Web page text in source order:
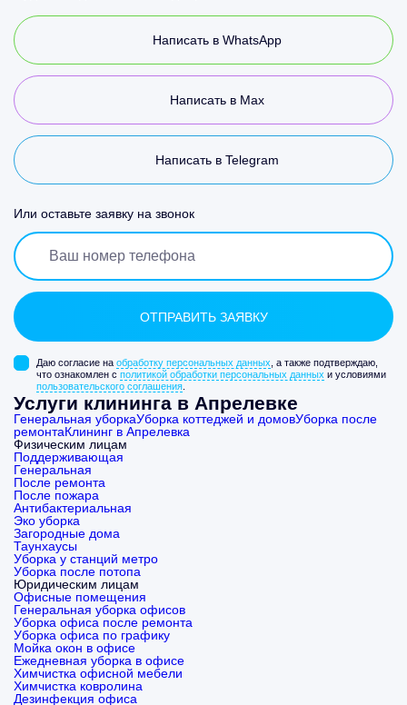
Написать в WhatsApp
Написать в Max
Написать в Telegram
Или оставьте заявку на звонок
Даю согласие на обработку персональных данных , а также подтверждаю,
что ознакомлен с политикой обработки персональных данных и условиями
пользовательского соглашения
Услуги клининга в Апрелевке
Генеральная уборкаУборка коттеджей и домовУборка после
ремонтаКлининг в Апрелевка
Физическим лицам
Поддерживающая
Генеральная
После ремонта
После пожара
Антибактериальная
Эко уборка
Загородные дома
Таунхаусы
Уборка у станций метро
Уборка после потопа
Юридическим лицам
Офисные помещения
Генеральная уборка офисов
Уборка офиса после ремонта
Уборка офиса по графику
Мойка окон в офисе
Ежедневная уборка в офисе
Химчистка офисной мебели
Химчистка ковролина
Дезинфекция офиса